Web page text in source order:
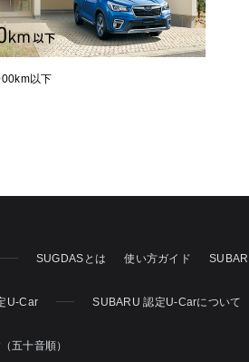
以下
SUGDASとは 使い方ガイド
U-Car SUBARU 認定U-Carについて
五十音順）